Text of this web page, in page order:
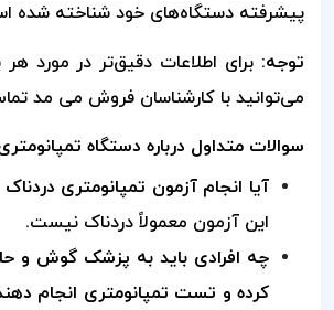
پیشرفته دستگاه‌های خود شناخته شده
توجه: برای اطلاعات دقیق‌تر در مورد هر
می‌توانید با کارشناسان فروش می مد
سوالات متداول درباره دستگاه
آیا انجام آزمون تمپانومتری
این آزمون معمولاً دردناک نیست.
چه افرادی باید به پزشک گوش و
کرده و تست تمپانومتری انجام